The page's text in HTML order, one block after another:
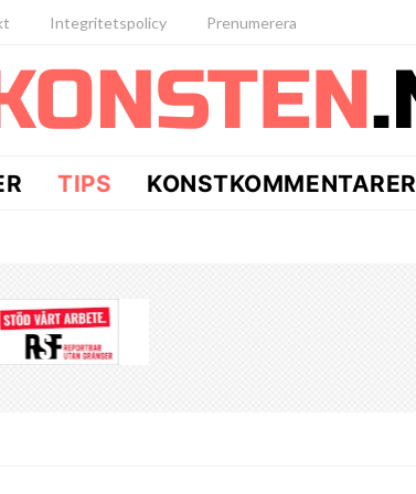
Integritetspolicy Prenumerera
TIPS KONSTKOMMENTARER